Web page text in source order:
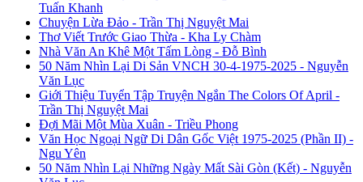
Tuấn Khanh
Chuyện Lừa Đảo - Trần Thị Nguyệt Mai
Thơ Viết Trước Giao Thừa - Kha Ly Chàm
Nhà Văn An Khê Một Tấm Lòng - Đỗ Bình
50 Năm Nhìn Lại Di Sản VNCH 30-4-1975-2025 - Nguyễn
Văn Lục
Giới Thiệu Tuyển Tập Truyện Ngắn The Colors Of April -
Trần Thị Nguyệt Mai
Đợi Mãi Một Mùa Xuân - Triều Phong
Văn Học Ngoại Ngữ Di Dân Gốc Việt 1975-2025 (Phần II) -
Ngu Yên
50 Năm Nhìn Lại Những Ngày Mất Sài Gòn (Kết) - Nguyễn